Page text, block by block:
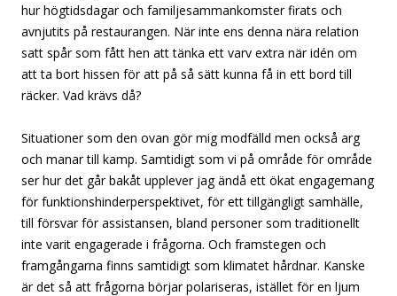
hur högtidsdagar och familjesammankomster firats och
avnjutits på restaurangen. När inte ens denna nära relation
satt spår som fått hen att tänka ett varv extra när idén om
att ta bort hissen för att på så sätt kunna få in ett bord till
räcker. Vad krävs då?
Situationer som den ovan gör mig modfälld men också arg
och manar till kamp. Samtidigt som vi på område för område
ser hur det går bakåt upplever jag ändå ett ökat engagemang
för funktionshinderperspektivet, för ett tillgängligt samhälle,
till försvar för assistansen, bland personer som traditionellt
inte varit engagerade i frågorna. Och framstegen och
framgångarna finns samtidigt som klimatet hårdnar. Kanske
är det så att frågorna börjar polariseras, istället för en ljum